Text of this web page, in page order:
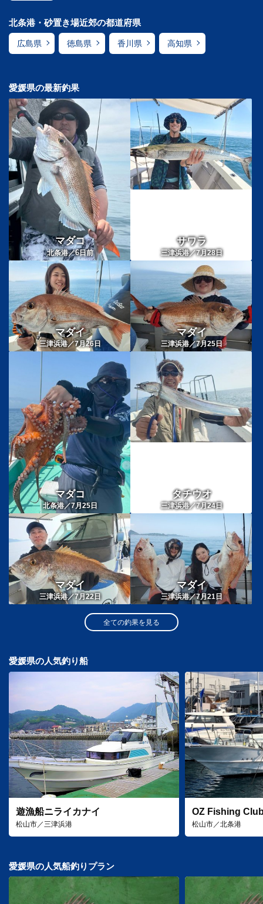
北条港・砂置き場近郊の都道府県
広島県 徳島県 香川県 高知県
愛媛県の最新釣果
マダコ
北条港／6日前
サワラ
三津浜港／7月28日
マダイ
三津浜港／7月26日
マダイ
三津浜港／7月25日
マダコ
北条港／7月25日
タチウオ
三津浜港／7月24日
マダイ
三津浜港／7月22日
マダイ
三津浜港／7月21日
全ての釣果を見る
愛媛県の人気釣り船
遊漁船ニライカナイ
松山市／三津浜港
OZ Fishing
松山市／北条港
愛媛県の人気船釣りプラン